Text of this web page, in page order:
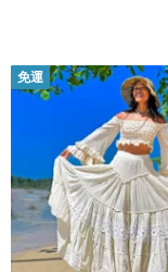
免運